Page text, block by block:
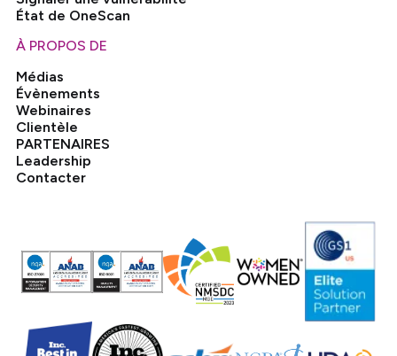
État de OneScan
À PROPOS DE
Médias
Évènements
Webinaires
Clientèle
PARTENAIRES
Leadership
Contacter